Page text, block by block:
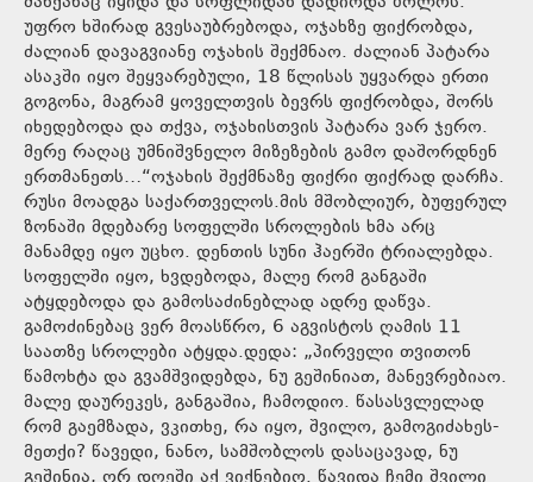
უფრო ხშირად გვესაუბრებოდა, ოჯახზე ფიქრობდა,
ძალიან დავაგვიანე ოჯახის შექმნაო. ძალიან პატარა
ასაკში იყო შეყვარებული, 18 წლისას უყვარდა ერთი
გოგონა, მაგრამ ყოველთვის ბევრს ფიქრობდა, შორს
იხედებოდა და თქვა, ოჯახისთვის პატარა ვარ ჯერო.
მერე რაღაც უმნიშვნელო მიზეზების გამო დაშორდნენ
ერთმანეთს…“ოჯახის შექმნაზე ფიქრი ფიქრად დარჩა.
რუსი მოადგა საქართველოს.მის მშობლიურ, ბუფერულ
ზონაში მდებარე სოფელში სროლების ხმა არც
მანამდე იყო უცხო. დენთის სუნი ჰაერში ტრიალებდა.
სოფელში იყო, ხვდებოდა, მალე რომ განგაში
ატყდებოდა და გამოსაძინებლად ადრე დაწვა.
გამოძინებაც ვერ მოასწრო, 6 აგვისტოს ღამის 11
საათზე სროლები ატყდა.დედა: „პირველი თვითონ
წამოხტა და გვამშვიდებდა, ნუ გეშინიათ, მანევრებიაო.
მალე დაურეკეს, განგაშია, ჩამოდიო. წასასვლელად
რომ გაემზადა, ვკითხე, რა იყო, შვილო, გამოგიძახეს-
მეთქი? წავედი, ნანო, სამშობლოს დასაცავად, ნუ